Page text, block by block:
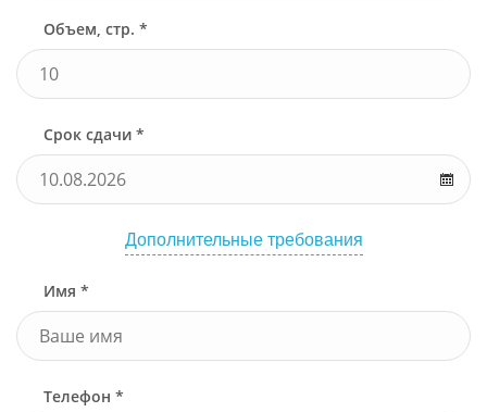
Объем, стр. *
Срок сдачи *
Дополнительные требования
Имя *
Телефон *